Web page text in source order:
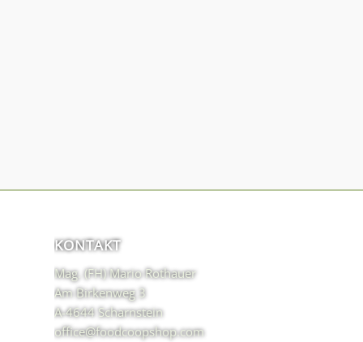
KONTAKT
Mag. (FH) Mario Rothauer
Am Birkenweg 3
A-4644 Scharnstein
office@foodcoopshop.com